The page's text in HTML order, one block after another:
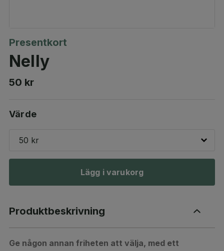
Presentkort
Nelly
50 kr
Värde
50 kr
Lägg i varukorg
Produktbeskrivning
Ge någon annan friheten att välja, med ett